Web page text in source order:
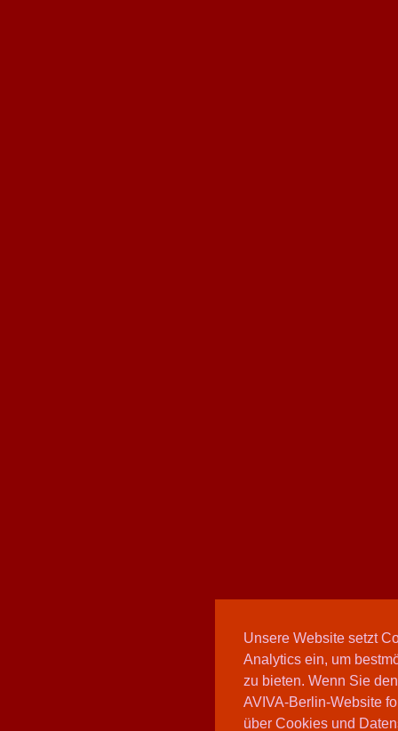
Unsere Website setzt
Analytics ein, um
zu bieten. Wenn Sie
AVIVA-Berlin-Website
über Cookies und